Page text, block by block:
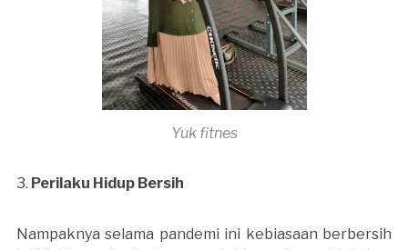
Yuk fitnes
3. Perilaku Hidup Bersih
Nampaknya selama pandemi ini kebiasaan berbersih